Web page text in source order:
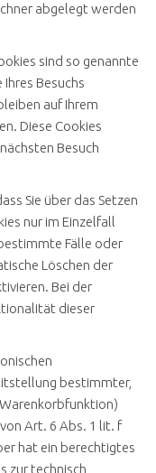
abgelegt werden
sind so genannte
Ihres Besuchs
auf Ihrem
Diese Cookies
Besuch
Sie über das Setzen
nur im Einzelfall
Fälle oder
Löschen der
Bei der
dieser
bestimmter,
Art. 6 Abs. 1 lit. f
hat ein berechtigtes
zur technisch